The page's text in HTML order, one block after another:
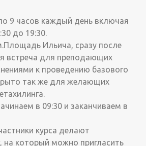
9 часов каждый день включая
до 19:30.
Ильича, сразу после
встреча для преподающих
к проведению базового
так же для желающих
в 09:30 и заканчиваем в
курса делают
на который можно пригласить